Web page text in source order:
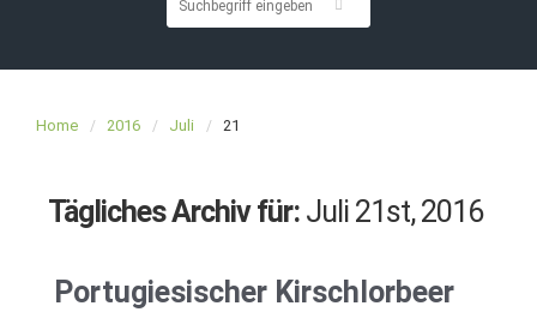
Home 2016 Juli 21
Tägliches Archiv für: Juli 21st, 2016
Portugiesischer Kirschlorbeer